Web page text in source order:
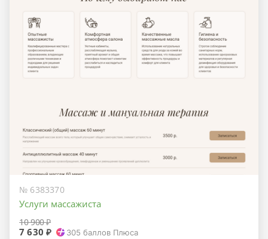
№ 6383370
Услуги массажиста
10 900 ₽
7 630 ₽ 305 баллов Плюса